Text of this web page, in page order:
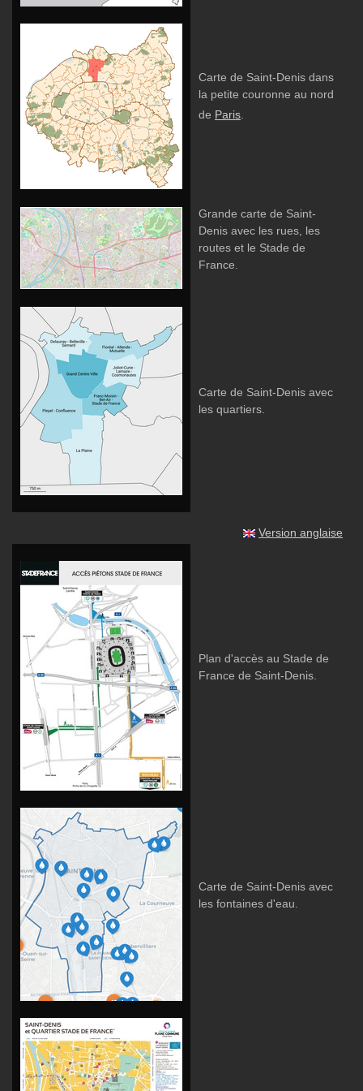
Carte de Saint-Denis dans
la petite couronne au nord
de Paris
Grande carte de Saint-
Denis avec les rues, les
routes et le Stade de
France.
Carte de Saint-Denis avec
les quartiers.
Version anglaise
Plan d'accès au Stade de
France de Saint-Denis.
Carte de Saint-Denis avec
les fontaines d'eau.